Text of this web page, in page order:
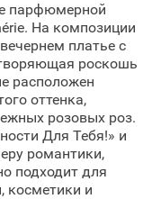
парфюмерной
На композиции
платье с
роскошь
расположен
оттенка,
розовых роз.
Для Тебя!» и
романтики,
подходит для
косметики и